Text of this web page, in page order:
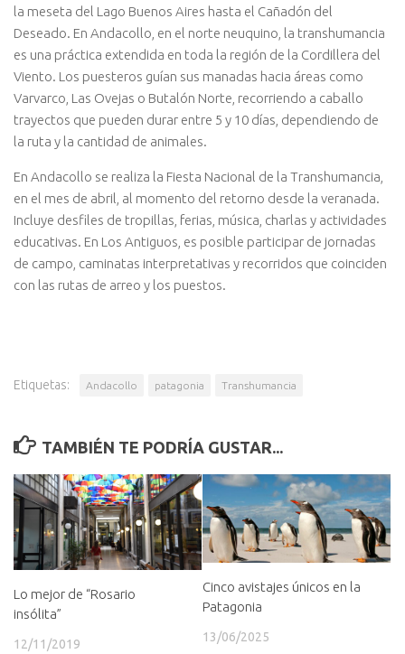
la meseta del Lago Buenos Aires hasta el Cañadón del
Deseado. En Andacollo, en el norte neuquino, la transhumancia
es una práctica extendida en toda la región de la Cordillera del
Viento. Los puesteros guían sus manadas hacia áreas como
Varvarco, Las Ovejas o Butalón Norte, recorriendo a caballo
trayectos que pueden durar entre 5 y 10 días, dependiendo de
la ruta y la cantidad de animales.
En Andacollo se realiza la Fiesta Nacional de la Transhumancia,
en el mes de abril, al momento del retorno desde la veranada.
Incluye desfiles de tropillas, ferias, música, charlas y actividades
educativas. En Los Antiguos, es posible participar de jornadas
de campo, caminatas interpretativas y recorridos que coinciden
con las rutas de arreo y los puestos.
Etiquetas: Andacollo patagonia Transhumancia
TAMBIÉN TE PODRÍA GUSTAR...
Lo mejor de “Rosario
insólita”
12/11/2019
Cinco avistajes únicos en la
Patagonia
13/06/2025